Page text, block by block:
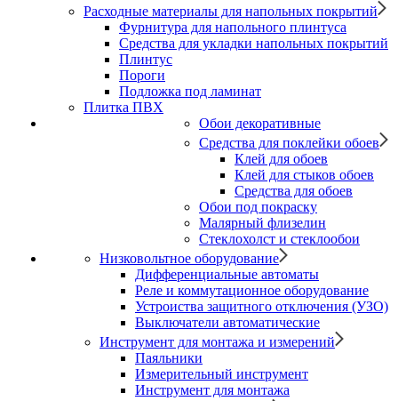
Расходные материалы для напольных покрытий
Фурнитура для напольного плинтуса
Средства для укладки напольных покрытий
Плинтус
Пороги
Подложка под ламинат
Плитка ПВХ
Обои декоративные
Средства для поклейки обоев
Клей для обоев
Клей для стыков обоев
Средства для обоев
Обои под покраску
Малярный флизелин
Стеклохолст и стеклообои
Низковольтное оборудование
Дифференциальные автоматы
Реле и коммутационное оборудование
Устроиства защитного отключения (УЗО)
Выключатели автоматические
Инструмент для монтажа и измерений
Паяльники
Измерительный инструмент
Инструмент для монтажа